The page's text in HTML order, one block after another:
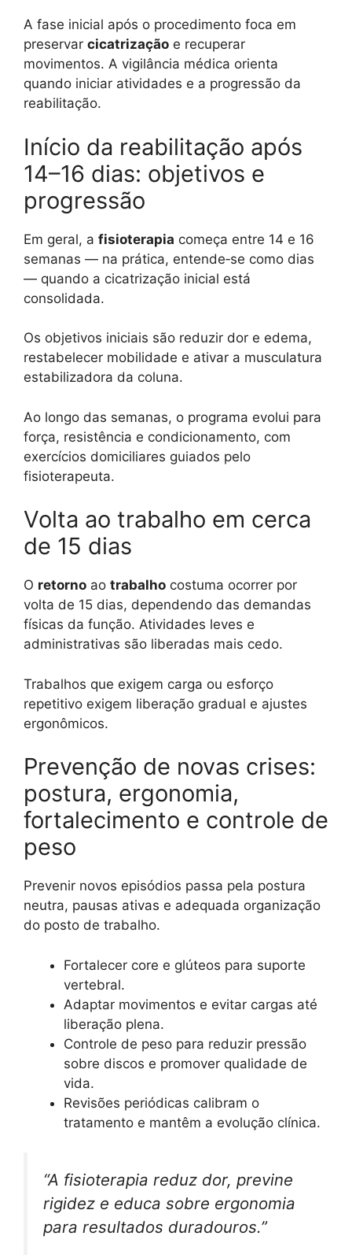
A fase inicial após o procedimento foca em
preservar cicatrização e recuperar
movimentos. A vigilância médica orienta
quando iniciar atividades e a progressão da
reabilitação.
Início da reabilitação após
14–16 dias: objetivos e
progressão
Em geral, a fisioterapia começa entre 14 e 16
semanas — na prática, entende‑se como dias
— quando a cicatrização inicial está
consolidada.
Os objetivos iniciais são reduzir dor e edema,
restabelecer mobilidade e ativar a musculatura
estabilizadora da coluna.
Ao longo das semanas, o programa evolui para
força, resistência e condicionamento, com
exercícios domiciliares guiados pelo
fisioterapeuta.
Volta ao trabalho em cerca
de 15 dias
O retorno ao trabalho costuma ocorrer por
volta de 15 dias, dependendo das demandas
físicas da função. Atividades leves e
administrativas são liberadas mais cedo.
Trabalhos que exigem carga ou esforço
repetitivo exigem liberação gradual e ajustes
ergonômicos.
Prevenção de novas crises:
postura, ergonomia,
fortalecimento e controle de
peso
Prevenir novos episódios passa pela postura
neutra, pausas ativas e adequada organização
do posto de trabalho.
Fortalecer core e glúteos para suporte
vertebral.
Adaptar movimentos e evitar cargas até
liberação plena.
Controle de peso para reduzir pressão
sobre discos e promover qualidade de
vida.
Revisões periódicas calibram o
tratamento e mantêm a evolução clínica.
“A fisioterapia reduz dor, previne
rigidez e educa sobre ergonomia
para resultados duradouros.”